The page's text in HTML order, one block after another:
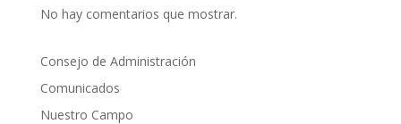
No hay comentarios que mostrar.
Consejo de Administración
Comunicados
Nuestro Campo